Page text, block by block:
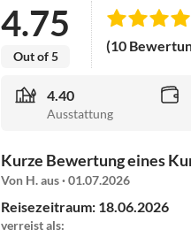
4.75
Out of 5
(10
4.40
Ausstattung
Kurze Bewertung eines
Von H. aus · 01.07.2026
Reisezeitraum: 18.06.2026
verreist als: